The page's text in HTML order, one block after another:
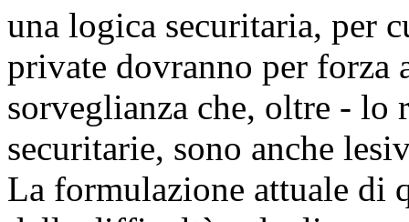
una logica securitaria, per
private dovranno per forza
sorveglianza che, oltre - lo
securitarie, sono anche
La formulazione attuale di